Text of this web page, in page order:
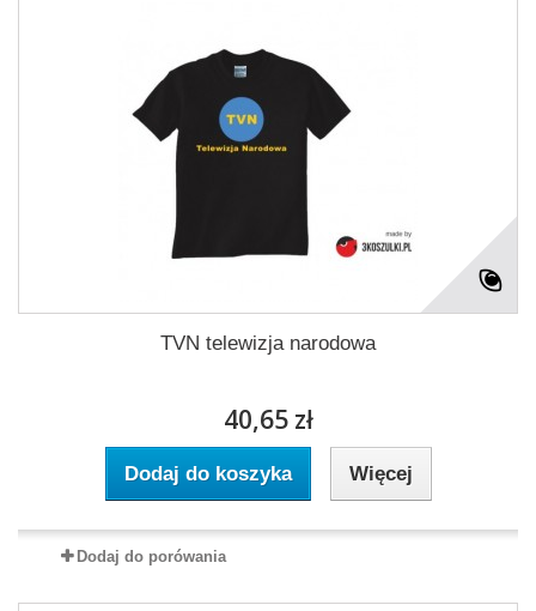
TVN telewizja narodowa
40,65 zł
Dodaj do koszyka Więcej
Dodaj do porówania